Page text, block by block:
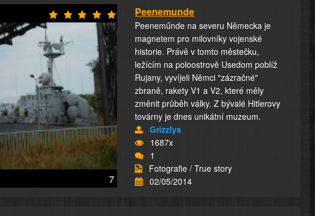
7
Peenemunde
Peeneműnde na severu Německa je
magnetem pro milovníky vojenské
historie. Právě v tomto městečku,
ležícím na poloostrově Usedom poblíž
Rujany, vyvíjeli Němci "zázračné"
zbraně, rakety V1 a V2, které měly
změnit průběh války. Z bývalé Hitlerovy
továrny je dnes unikátní muzeum.
Grizzlys
1687x
1
Fotografie / True story
02/05/2014